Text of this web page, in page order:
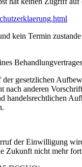
kein Termin
gesetzlichen
anderen
der Einwilligung
Zukunft nicht mehr